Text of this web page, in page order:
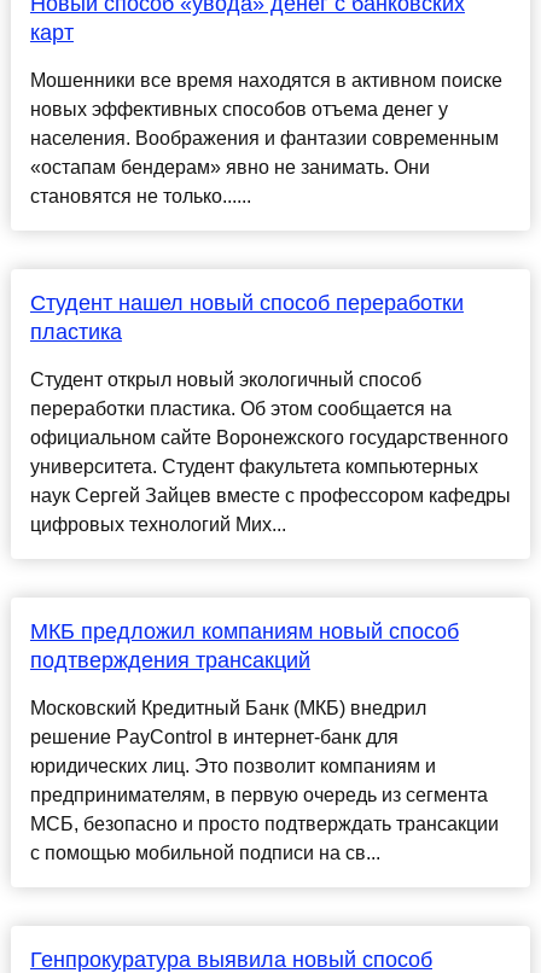
карт
Мошенники все время находятся в активном поиске
новых эффективных способов отъема денег у
населения. Воображения и фантазии современным
«остапам бендерам» явно не занимать. Они
становятся не только......
Студент нашел новый способ переработки
пластика
Студент открыл новый экологичный способ
переработки пластика. Об этом сообщается на
официальном сайте Воронежского государственного
университета. Студент факультета компьютерных
наук Сергей Зайцев вместе с профессором кафедры
цифровых технологий Мих...
МКБ предложил компаниям новый способ
подтверждения трансакций
Московский Кредитный Банк (МКБ) внедрил
решение PayControl в интернет-банк для
юридических лиц. Это позволит компаниям и
предпринимателям, в первую очередь из сегмента
МСБ, безопасно и просто подтверждать трансакции
с помощью мобильной подписи на св...
Генпрокуратура выявила новый способ